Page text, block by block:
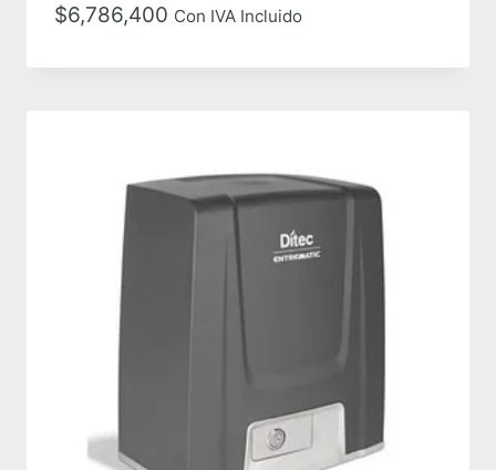
$6,786,400 Con IVA Incluido